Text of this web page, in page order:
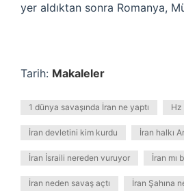
yer aldıktan sonra Romanya,
Tarih: Makaleler
1 dünya savaşında İran ne yaptı Hz
İran devletini kim kurdu İran halkı
İran İsraili nereden vuruyor İran mı
İran neden savaş açtı İran Şahına